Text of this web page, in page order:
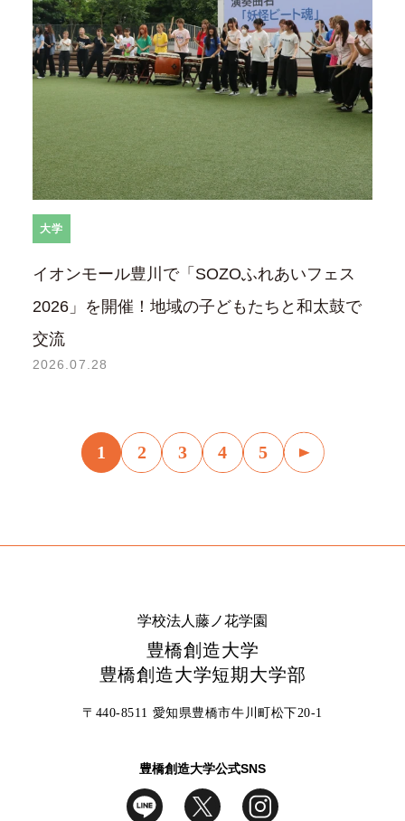
大学
イオンモール豊川で「SOZOふれあいフェス
2026」を開催！地域の子どもたちと和太鼓で
交流
2026.07.28
1 2 3 4 5
学校法人藤ノ花学園
豊橋創造大学
豊橋創造大学短期大学部
〒440-8511 愛知県豊橋市牛川町松下20-1
豊橋創造大学公式SNS